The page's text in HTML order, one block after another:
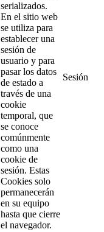
serializados.
En el sitio web
se utiliza para
establecer una
sesión de
usuario y para
pasar los datos
de estado a
través de una
cookie
temporal, que
se conoce
comúnmente
como una
cookie de
sesión. Estas
Cookies solo
permanecerán
en su equipo
hasta que cierre
el navegador.
Sesión